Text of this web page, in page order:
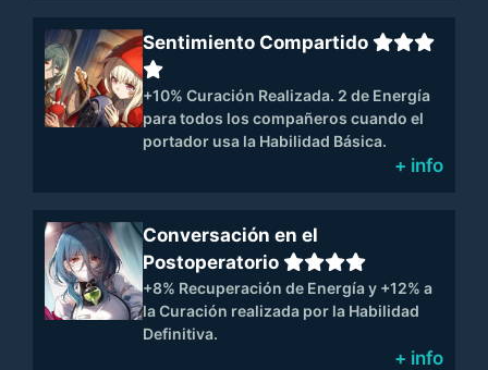
Sentimiento Compartido
+10% Curación Realizada. 2 de Energía
para todos los compañeros cuando el
portador usa la Habilidad Básica.
+ info
Conversación en el
Postoperatorio
+8% Recuperación de Energía y +12% a
la Curación realizada por la Habilidad
Definitiva.
+ info